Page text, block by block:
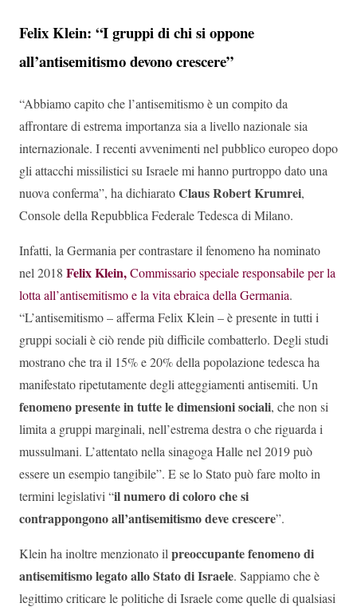
Felix Klein: “I gruppi di chi si oppone
all’antisemitismo devono crescere”
“Abbiamo capito che l’antisemitismo è un compito da
affrontare di estrema importanza sia a livello nazionale sia
internazionale. I recenti avvenimenti nel pubblico europeo dopo
gli attacchi missilistici su Israele mi hanno purtroppo dato una
nuova conferma”, ha dichiaratoClaus Robert Krumrei,
Console della Repubblica Federale Tedesca di Milano.
Infatti, la Germania per contrastare il fenomeno ha nominato
nel 2018 Felix Klein,Commissario speciale responsabile per la
lotta all’antisemitismo e la vita ebraica della Germania.
“L’antisemitismo – afferma Felix Klein – è presente in tutti i
gruppi sociali è ciò rende più difficile combatterlo. Degli studi
mostrano che tra il 15% e 20% della popolazione tedesca ha
manifestato ripetutamente degli atteggiamenti antisemiti. Un
fenomeno presente in tutte le dimensioni sociali, che non si
limita a gruppi marginali, nell’estrema destra o che riguarda i
mussulmani. L’attentato nella sinagoga Halle nel 2019 può
essere un esempio tangibile”. E se lo Stato può fare molto in
termini legislativi “il numero di coloro che si
contrappongono all’antisemitismo deve crescere”.
Klein ha inoltre menzionato il preoccupante fenomeno di
antisemitismo legato allo Stato di Israele. Sappiamo che è
legittimo criticare le politiche di Israele come quelle di qualsiasi